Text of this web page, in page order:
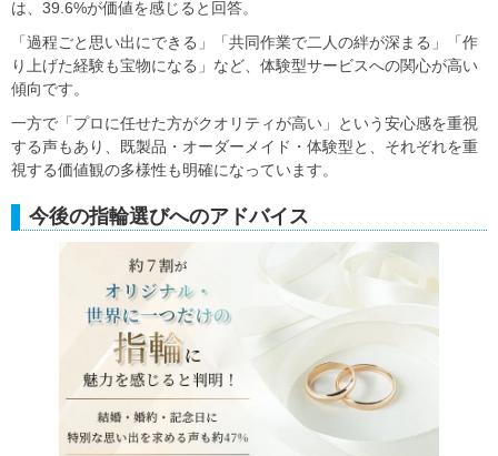
は、39.6%が価値を感じると回答。
「過程ごと思い出にできる」「共同作業で二人の絆が深まる」「作
り上げた経験も宝物になる」など、体験型サービスへの関心が高い
傾向です。
一方で「プロに任せた方がクオリティが高い」という安心感を重視
する声もあり、既製品・オーダーメイド・体験型と、それぞれを重
視する価値観の多様性も明確になっています。
今後の指輪選びへのアドバイス